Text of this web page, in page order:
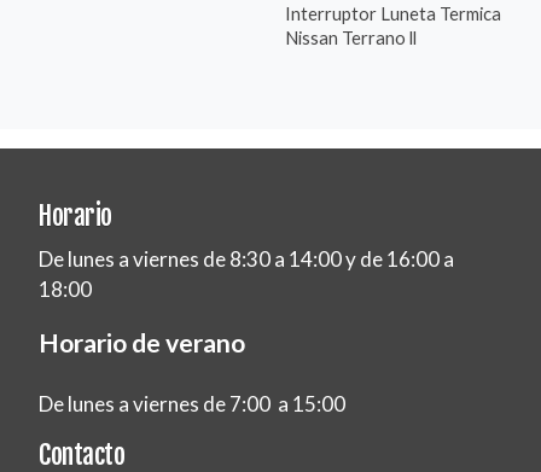
Interruptor Luneta Termica
Nissan Terrano ll
Horario
De lunes a viernes de 8:30 a 14:00 y de 16:00 a
18:00
Horario de verano
De lunes a viernes de 7:00 a 15:00
Contacto